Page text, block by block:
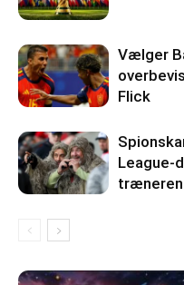
Vælger
Flick
League-
træneren